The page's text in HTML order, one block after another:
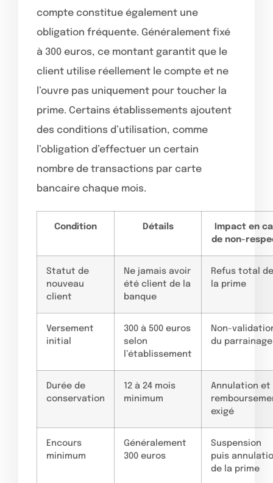
compte constitue également une
obligation fréquente. Généralement fixé
à 300 euros, ce montant garantit que le
client utilise réellement le compte et ne
l’ouvre pas uniquement pour toucher la
prime. Certains établissements ajoutent
des conditions d’utilisation, comme
l’obligation d’effectuer un certain
nombre de transactions par carte
bancaire chaque mois.
Condition Détails
Impact en
de non-
Statut de
nouveau
client
Ne jamais avoir
été client de la
banque
Refus total de
la prime
Versement
initial
300 à 500 euros
selon
l’établissement
Non-
du parrainage
Durée de
conservation
12 à 24 mois
minimum
Annulation et
exigé
Encours
minimum
Généralement
300 euros
Suspension
puis
de la prime